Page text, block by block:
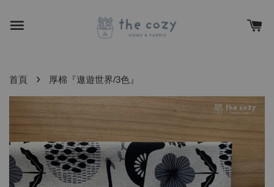
首頁 › 厚棉『遨遊世界/3色』